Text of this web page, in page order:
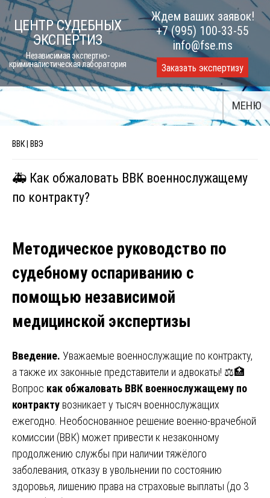
Skip
to
content
ЦЕНТР СУДЕБНЫХ
ЭКСПЕРТИЗ
Независимая экспертно-
криминалистическая лаборатория
Ждем ваших заявок!
+7 (995) 100-33-55
info@fse.ms
Заказать экспертизу
МЕНЮ
ВВК | ВВЭ
🚑 Как обжаловать ВВК военнослужащему
по контракту?
Методическое руководство по
судебному оспариванию с
помощью независимой
медицинской экспертизы
Введение. Уважаемые военнослужащие по контракту,
а также их законные представители и адвокаты! ⚖️🏥
Вопрос как обжаловать ВВК военнослужащему по
контракту возникает у тысяч военнослужащих
ежегодно. Необоснованное решение военно-врачебной
комиссии (ВВК) может привести к незаконному
продолжению службы при наличии тяжёлого
заболевания, отказу в увольнении по состоянию
здоровья, лишению права на страховые выплаты (до 3